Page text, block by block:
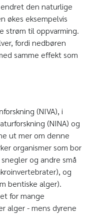
den naturlige
økes eksempelvis
strøm til oppvarming.
fordi nedbøren
samme effekt som
(NIVA), i
(NINA) og
ut mer om denne
organismer som bor
og andre små
og
bentiske alger).
for mange
alger - mens dyrene